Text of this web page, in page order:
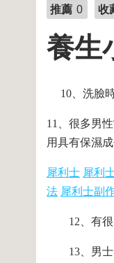
推薦 0 收
養生
10、洗臉時
11、很多男
用具有保濕
犀利士 犀利
法 犀利士副
12、有很
13、男士由